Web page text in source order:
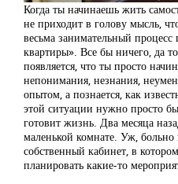
Когда ты начинаешь жить
не приходит в голову мысль,
весьма занимательный
квартиры». Все бы ничего, да
появляется, что ты просто
непонимания, незнания,
опытом, а познается, как
этой ситуации нужно просто
готовит жизнь. Два месяца
маленькой комнате. Уж, больно
собственный кабинет, в
планировать какие-то